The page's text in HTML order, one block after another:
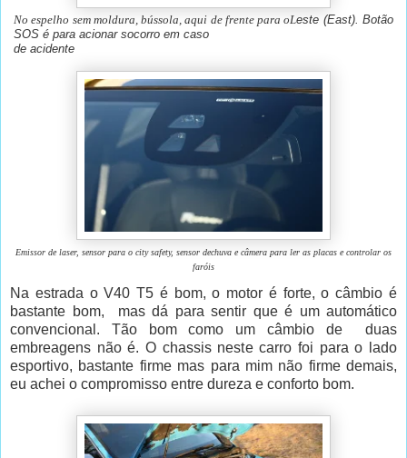
No espelho sem moldura, bússola, aqui de frente para oLeste (East). Botão
SOS é para acionar socorro em caso
de acidente
Emissor de laser, sensor para o city safety, sensor dechuva e câmera para ler as placas e controlar os
faróis
Na estrada o V40 T5 é bom, o motor é forte, o câmbio é
bastante bom, mas dá para sentir que é um automático
convencional. Tão bom como um câmbio de duas
embreagens não é. O chassis neste carro foi para o lado
esportivo, bastante firme mas para mim não firme demais,
eu achei o compromisso entre dureza e conforto bom.